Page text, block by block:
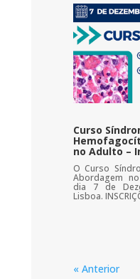
Curso
no Adulto –
O Curso
Abordagem
dia 7 de
Lisboa.
« Anterior